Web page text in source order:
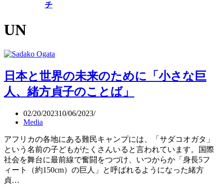
チ
UN
日本と世界の未来のために「小さな巨
人、緒方貞子のことば」
02/20/202310/06/2023
Media
アフリカの各地にある難民キャンプには、「サダコオガタ」
という名前の子どもがたくさんいると言われています。国際
社会を舞台に最前線で奮闘をつづけ、いつからか「身長5フ
ィート（約150cm）の巨人」と呼ばれるようになった緒方
貞…